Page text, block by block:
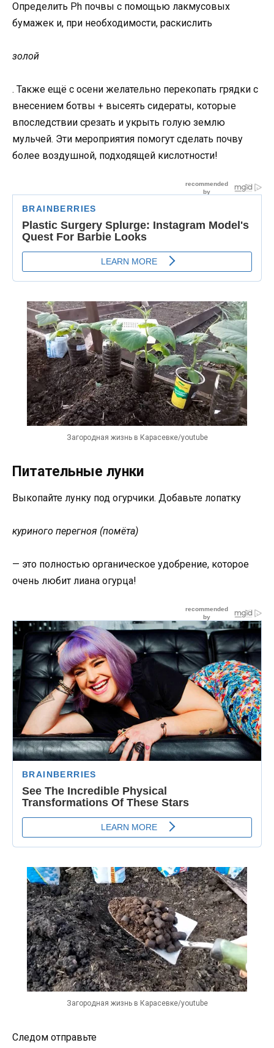
Определить Ph почвы с помощью лакмусовых
бумажек и, при необходимости, раскислить
золой
. Также ещё с осени желательно перекопать грядки с
внесением ботвы + высеять сидераты, которые
впоследствии срезать и укрыть голую землю
мульчей. Эти мероприятия помогут сделать почву
более воздушной, подходящей кислотности!
Загородная жизнь в Карасевке/youtube
Питательные лунки
Выкопайте лунку под огурчики. Добавьте лопатку
куриного перегноя (помёта)
— это полностью органическое удобрение, которое
очень любит лиана огурца!
Загородная жизнь в Карасевке/youtube
Следом отправьте